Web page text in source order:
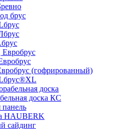
брус
(гофрированный)
доска
доска КС
панель
HAUBERK
сайдинг